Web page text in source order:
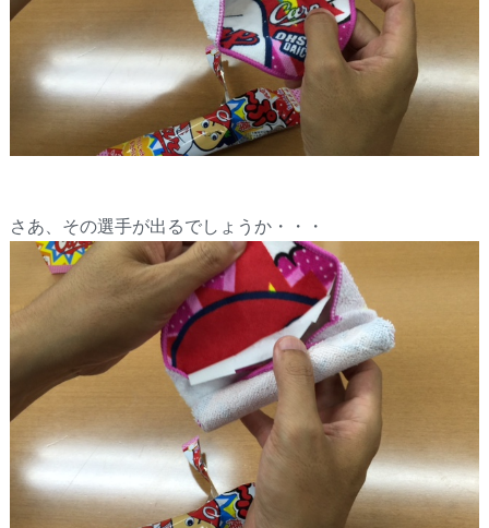
さあ、その選手が出るでしょうか・・・